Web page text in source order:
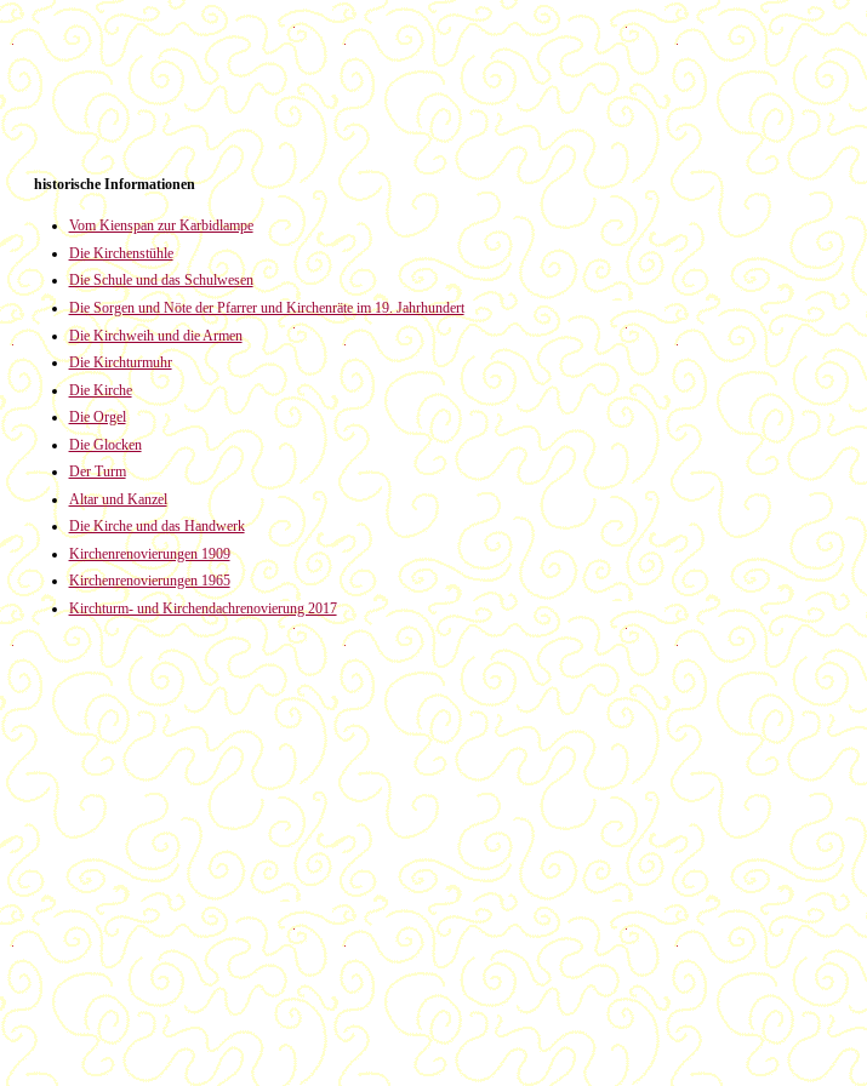
historische Informationen
Vom Kienspan zur Karbidlampe
Die Kirchenstühle
Die Schule und das Schulwesen
Die Sorgen und Nöte der Pfarrer und Kirchenräte im 19. Jahrhundert
Die Kirchweih und die Armen
Die Kirchturmuhr
Die Kirche
Die Orgel
Die Glocken
Der Turm
Altar und Kanzel
Die Kirche und das Handwerk
Kirchenrenovierungen 1909
Kirchenrenovierungen 1965
Kirchturm- und Kirchendachrenovierung 2017